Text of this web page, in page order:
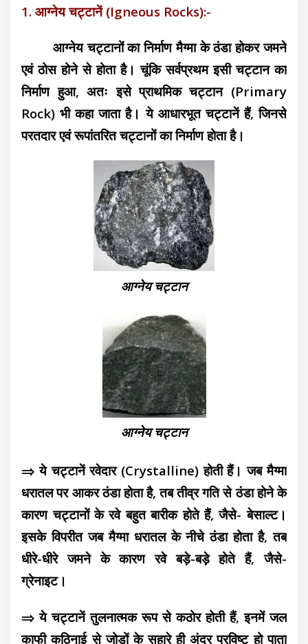
1. आग्नेय चट्टानें (Igneous Rocks):-
आग्नेय चट्टानों का निर्माण मैग्मा के ठंडा होकर जमने
एवं ठोस होने से होता है। चूंकि सर्वप्रथम इसी चट्टान का
निर्माण हुआ, अतः इसे प्राथमिक चट्टान (Primary
Rock) भी कहा जाता है। ये आधारभूत चट्टानें हैं, जिनसे
परतदार एवं रूपांतरित चट्टानों का निर्माण होता है।
आग्नेय चट्टान
आग्नेय चट्टान
⇒ ये चट्टानें रवेदार (Crystalline) होती हैं। जब मैग्मा
धरातल पर आकर ठंडा होता है, तब तीव्र गति से ठंडा होने के
कारण चट्टानों के रवे बहुत बारीक होते हैं, जैसे- बेसाल्ट।
इसके विपरीत जब मैग्मा धरातल के नीचे ठंडा होता है, तब
धीरे-धीरे जमने के कारण रवे बड़े-बड़े होते हैं, जैसे-
ग्रेनाइट।
⇒ ये चट्टानें तुलनात्मक रूप से कठोर होती हैं, इनमें जल
काफी कठिनाई से जोड़ों के सहारे ही अंदर प्रविष्ट हो पाता